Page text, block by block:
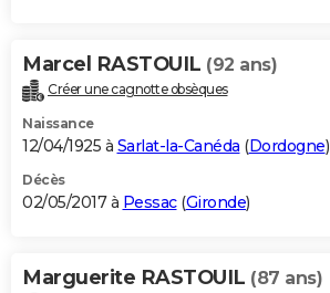
Marcel RASTOUIL (92 ans)
Créer une cagnotte obsèques
Naissance
12/04/1925 à Sarlat-la-Canéda (Dordogne)
Décès
02/05/2017 à Pessac(Gironde)
Marguerite RASTOUIL (87 ans)